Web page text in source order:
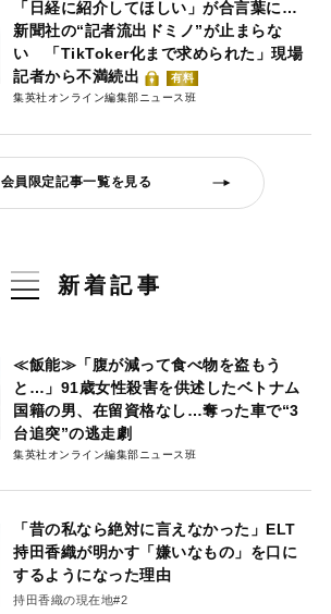
「日経に紹介してほしい」が合言葉に…
新聞社の“記者流出ドミノ”が止まらな
い 「TikToker化まで求められた」現場
記者から不満続出
有料
集英社オンライン編集部ニュース班
会員限定記事一覧を見る
新着記事
≪飯能≫「腹が減って食べ物を盗もう
と…」91歳女性殺害を供述したベトナム
国籍の男、在留資格なし…奪った車で“3
台追突”の逃走劇
集英社オンライン編集部ニュース班
「昔の私なら絶対に言えなかった」ELT
持田香織が明かす「嫌いなもの」を口に
するようになった理由
持田香織の現在地#2